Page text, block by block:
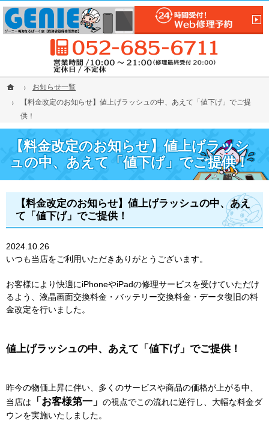
ホームお知らせ一覧
【料金改定のお知らせ】値上げラッシュの中、あえて「値下げ」でご提
供！
【料金改定のお知らせ】値上げラッシ
ュの中、あえて「値下げ」でご提供！
保証制度あり。iPhone(アイフォン)の画面割れ・修理ならGENIE鳴海なるぱーく店
【なるぱーくでiPhone／iPad修理】iPhone／iPad修理は名古屋市緑区GENIE鳴海なるぱー
【料金改定のお知らせ】値上げラッシュの中、あえ
て「値下げ」でご提供！
2024.10.26
いつも当店をご利用いただきありがとうございます。
お客様により快適にiPhoneやiPadの修理サービスを受けていただけ
るよう、液晶画面交換料金・バッテリー交換料金・データ復旧の料
金改定を行いました。
値上げラッシュの中、あえて「値下げ」でご提供！
昨今の物価上昇に伴い、多くのサービスや商品の価格が上がる中、
当店は
「お客様第一」 の視点でこの流れに逆行し、大幅な料金ダ
ウンを実施いたしました。
ホームお知らせ一覧
【料金改定のお知らせ】値上げラッシュの中、あえて「値下げ」でご提
供！